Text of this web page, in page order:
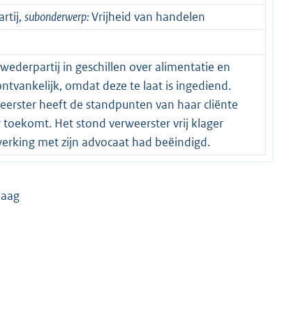
subonderwerp:Vrijheid van handelen
in geschillen over alimentatie en
omdat deze te laat is ingediend.
heeft de standpunten van haar cliënte
Het stond verweerster vrij klager
met zijn advocaat had beëindigd.